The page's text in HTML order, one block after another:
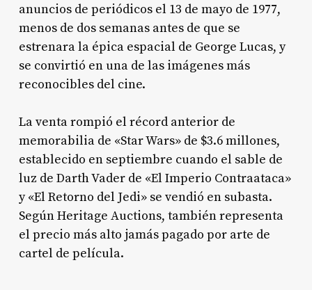
anuncios de periódicos el 13 de mayo de 1977,
menos de dos semanas antes de que se
estrenara la épica espacial de George Lucas, y
se convirtió en una de las imágenes más
reconocibles del cine.
La venta rompió el récord anterior de
memorabilia de «Star Wars» de $3.6 millones,
establecido en septiembre cuando el sable de
luz de Darth Vader de «El Imperio Contraataca»
y «El Retorno del Jedi» se vendió en subasta.
Según Heritage Auctions, también representa
el precio más alto jamás pagado por arte de
cartel de película.